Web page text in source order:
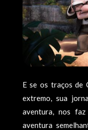
E se os traços de
extremo, sua
aventura, nos
aventura